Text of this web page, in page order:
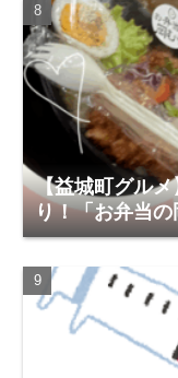
【益城町グル
り！「お弁当